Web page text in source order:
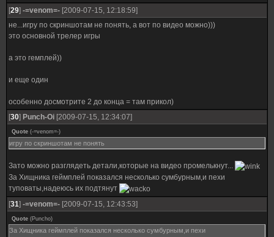
[29] -=venom=- [2009-07-15, 12:18:59]
не...игру по скриншотам не понять, а вот по видео можно)))
это основной трелер игры
а это гемплей))
и еще один
особенно досмотрите 2 до конца = там прикол)
[30] Punch-Oi [2009-07-15, 12:34:07]
Quote (-=venom=-)
игру по скриншотам не понять
Зато можно разглядеть детали,которые на видео промелькнут...
За Хищника геймплей показался несколько сумбурным,и пехи
туповаты,надеюсь их подтянут
[31] -=venom=- [2009-07-15, 12:43:53]
Quote (Puncho)
За Хищника геймплей показался несколько сумбурным,и пехи